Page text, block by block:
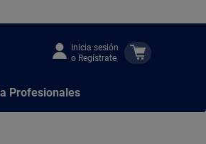
Inicia sesión
o Regístrate
Profesionales